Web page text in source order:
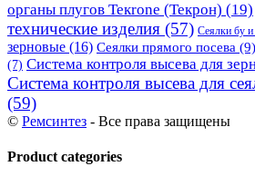
органы плугов Текrоne (Текрон) (19)
технические изделия (57) Сеялки бу и
зерновые (16) Сеялки прямого посева (9)
(7) Система контроля высева для
Система контроля высева для
(59)
© Ремсинтез - Все права защищены
Product categories